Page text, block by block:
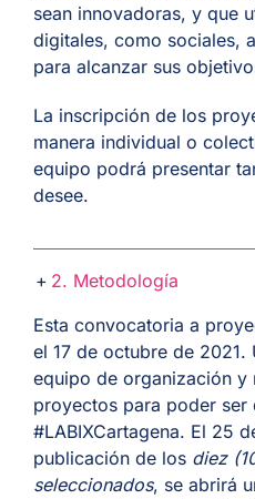
sean innovadoras, y que
digitales, como sociales,
para alcanzar sus
La inscripción de los
manera individual o
equipo podrá presentar
desee.
2. Metodología
Esta convocatoria a
el 17 de octubre de 2021.
equipo de organización y
proyectos para poder ser
#LABIXCartagena. El 25
publicación de los diez
seleccionados, se abrirá